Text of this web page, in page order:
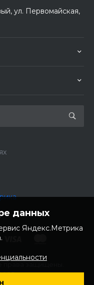
ул. Первомайская,
данных
Яндекс.Метрика